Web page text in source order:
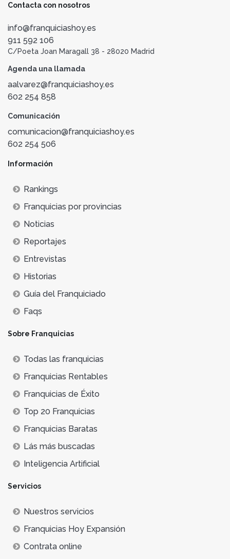
Contacta con nosotros
info@franquiciashoy.es
911 592 106
C/Poeta Joan Maragall 38 - 28020 Madrid
Agenda una llamada
aalvarez@franquiciashoy.es
602 254 858
Comunicación
comunicacion@franquiciashoy.es
602 254 506
Información
Rankings
Franquicias por provincias
Noticias
Reportajes
Entrevistas
Historias
Guía del Franquiciado
Faqs
Sobre Franquicias
Todas las franquicias
Franquicias Rentables
Franquicias de Éxito
Top 20 Franquicias
Franquicias Baratas
Lás más buscadas
Inteligencia Artificial
Servicios
Nuestros servicios
Franquicias Hoy Expansión
Contrata online